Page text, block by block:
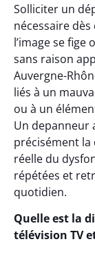
Solliciter un
nécessaire
l’image se
sans raison
Auvergne-
liés à un
ou à un
Un depanneur
précisément
réelle du
répétées et
quotidien.
Quelle est la
télévision TV